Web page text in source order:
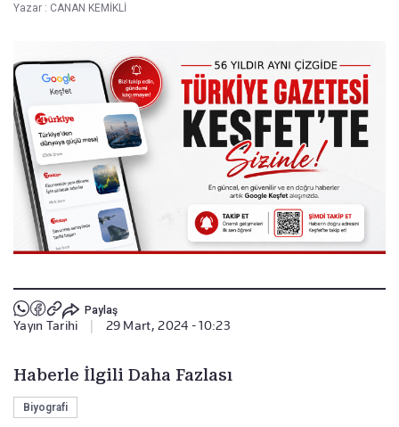
Yazar : CANAN KEMİKLİ
Paylaş
Yayın Tarihi 29 Mart, 2024 - 10:23
Haberle İlgili Daha Fazlası
Biyografi